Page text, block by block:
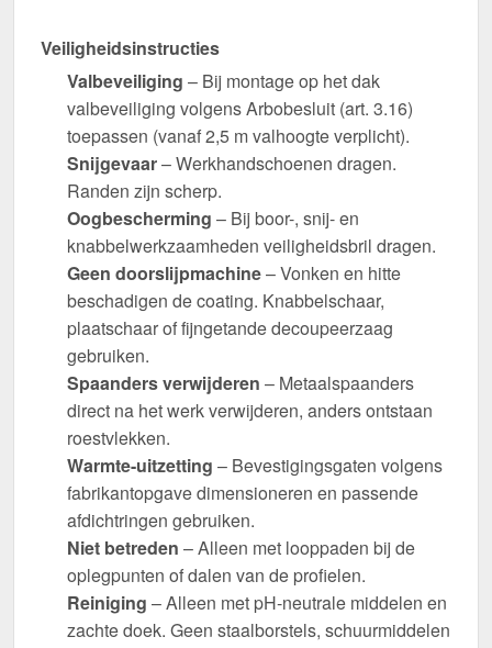
Veiligheidsinstructies
Valbeveiliging – Bij montage op het dak
valbeveiliging volgens Arbobesluit (art. 3.16)
toepassen (vanaf 2,5 m valhoogte verplicht).
Snijgevaar– Werkhandschoenen dragen.
Randen zijn scherp.
Oogbescherming – Bij boor-, snij- en
knabbelwerkzaamheden veiligheidsbril dragen.
Geen doorslijpmachine– Vonken en hitte
beschadigen de coating. Knabbelschaar,
plaatschaar of fijngetande decoupeerzaag
gebruiken.
Spaanders verwijderen – Metaalspaanders
direct na het werk verwijderen, anders ontstaan
roestvlekken.
Warmte-uitzetting – Bevestigingsgaten volgens
fabrikantopgave dimensioneren en passende
afdichtringen gebruiken.
Niet betreden – Alleen met looppaden bij de
oplegpunten of dalen van de profielen.
Reiniging – Alleen met pH-neutrale middelen en
zachte doek. Geen staalborstels, schuurmiddelen